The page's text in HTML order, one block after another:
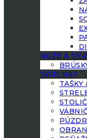
NOŽE A
DOPLNKY
TAŠKY